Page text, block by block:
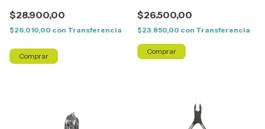
$28.900,00
$26.010,00 con Transferencia
$26.500,00
$23.850,00 con Transferencia